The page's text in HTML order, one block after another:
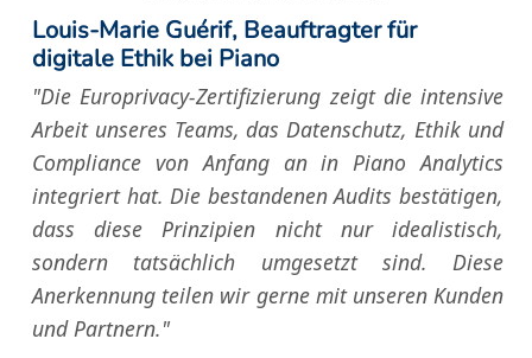
Louis-Marie Guérif, Beauftragter für
digitale Ethik bei Piano
"Die Europrivacy-Zertifizierung zeigt die intensive
Arbeit unseres Teams, das Datenschutz, Ethik und
Compliance von Anfang an in Piano Analytics
integriert hat. Die bestandenen Audits bestätigen,
dass diese Prinzipien nicht nur idealistisch,
sondern tatsächlich umgesetzt sind. Diese
Anerkennung teilen wir gerne mit unseren Kunden
und Partnern."